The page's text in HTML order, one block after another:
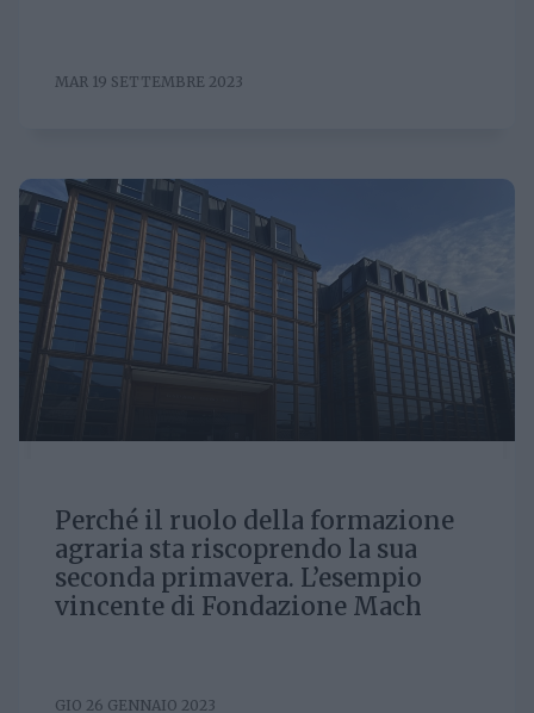
MAR 19 SETTEMBRE 2023
Perché il ruolo della formazione
agraria sta riscoprendo la sua
seconda primavera. L’esempio
vincente di Fondazione Mach
GIO 26 GENNAIO 2023